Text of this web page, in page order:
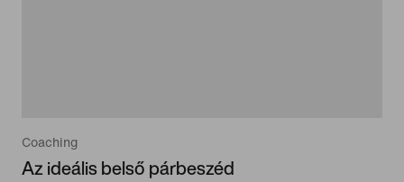
Coaching
Az ideális belső párbeszéd